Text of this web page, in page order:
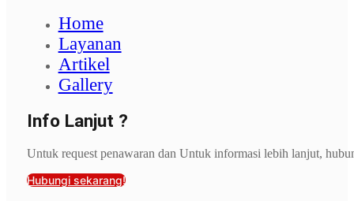
Home
Layanan
Artikel
Gallery
Info Lanjut ?
Untuk request penawaran dan Untuk informasi lebih lanjut,
Hubungi sekarang!